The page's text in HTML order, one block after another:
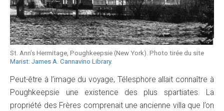
St. Ann’s Hermitage, Poughkeepsie (New York). Photo tirée du site
Marist: James A. Cannavino Library.
Peut-être à l’image du voyage, Télesphore allait connaître à
Poughkeepsie une existence des plus spartiates. La
propriété des Frères comprenait une ancienne villa que l’on